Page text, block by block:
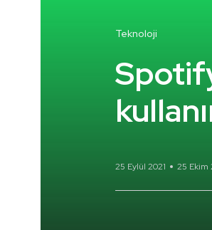
Teknoloji
25 Eylül 2021 25 Ekim